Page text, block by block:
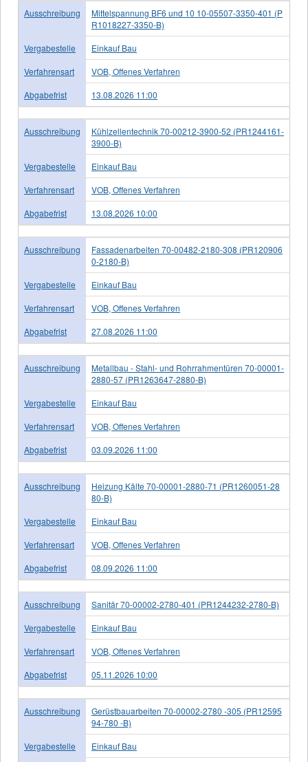
Ausschreibung
Mittelspannung BF6 und 10 10-05507-3350-401 (P
R1018227-3350-B)
Vergabestelle
Einkauf Bau
Verfahrensart
VOB, Offenes Verfahren
Abgabefrist
13.08.2026 11:00
Ausschreibung
Kühlzellentechnik 70-00212-3900-52 (PR1244161-
3900-B)
Vergabestelle
Einkauf Bau
Verfahrensart
VOB, Offenes Verfahren
Abgabefrist
13.08.2026 10:00
Ausschreibung
Fassadenarbeiten 70-00482-2180-308 (PR120906
0-2180-B)
Vergabestelle
Einkauf Bau
Verfahrensart
VOB, Offenes Verfahren
Abgabefrist
27.08.2026 11:00
Ausschreibung
Metallbau - Stahl- und Rohrrahmentüren 70-00001-
2880-57 (PR1263647-2880-B)
Vergabestelle
Einkauf Bau
Verfahrensart
VOB, Offenes Verfahren
Abgabefrist
03.09.2026 11:00
Ausschreibung
Heizung Kälte 70-00001-2880-71 (PR1260051-28
80-B)
Vergabestelle
Einkauf Bau
Verfahrensart
VOB, Offenes Verfahren
Abgabefrist
08.09.2026 11:00
Ausschreibung
Sanitär 70-00002-2780-401 (PR1244232-2780-B)
Vergabestelle
Einkauf Bau
Verfahrensart
VOB, Offenes Verfahren
Abgabefrist
05.11.2026 10:00
Ausschreibung
Gerüstbauarbeiten 70-00002-2780 -305 (PR12595
94-780 -B)
Vergabestelle
Einkauf Bau